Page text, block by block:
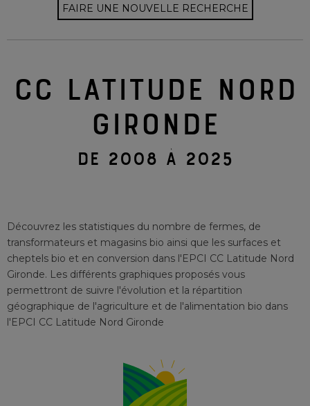
FAIRE UNE NOUVELLE RECHERCHE
CC LATITUDE NORD
GIRONDE
DE 2008 À 2025
Découvrez les statistiques du nombre de fermes, de
transformateurs et magasins bio ainsi que les surfaces et
cheptels bio et en conversion dans l'EPCI CC Latitude Nord
Gironde. Les différents graphiques proposés vous
permettront de suivre l'évolution et la répartition
géographique de l'agriculture et de l'alimentation bio dans
l'EPCI CC Latitude Nord Gironde